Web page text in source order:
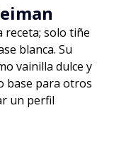
receta; solo tiñe
blanca. Su
vainilla dulce y
base para otros
un perfil